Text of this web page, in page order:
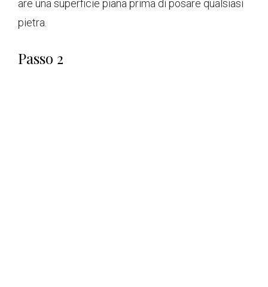
are una superficie piana prima di posare qualsiasi
pietra.
Passo 2